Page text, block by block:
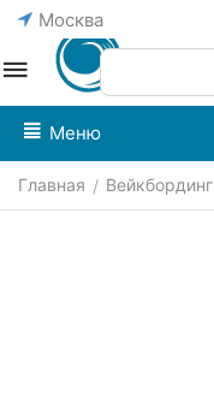
Москва
Меню
Главная / Вейкбординг